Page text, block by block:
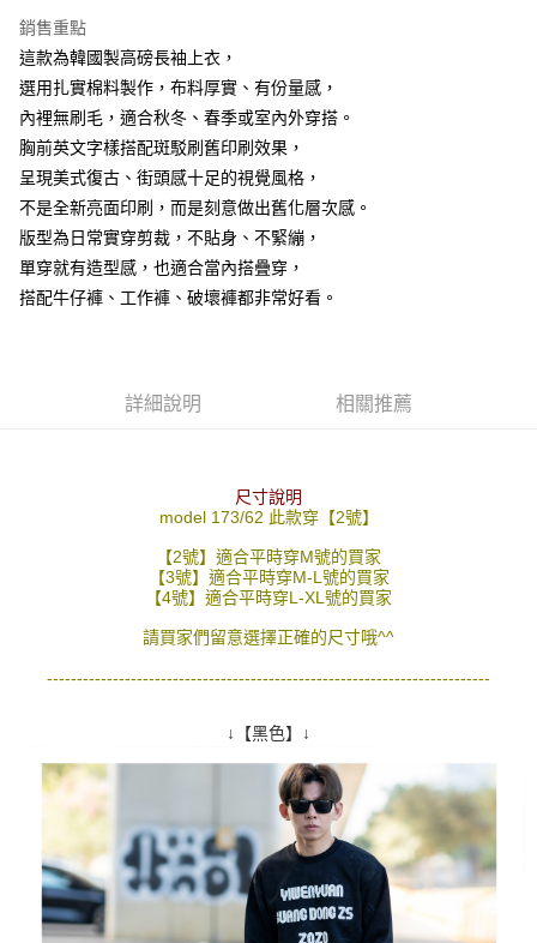
【「AFTEE先享後付」結帳流程】
１．於結帳方式選擇「AFTEE先享後付」後，將跳轉至「AFTEE先享後付」
結帳頁面，進行簡訊認證並確認金額後，即可完成結帳。
２．訂單成立數日內，您將收到繳費通知簡訊。
３．收到繳費通知簡訊後14天內，點擊此簡訊中的連結，可透過四大超商／
ATM／網路銀行／等多元方式進行付款，方視為交易完成。
※ 請注意：結帳手續完成當下不需立刻繳費，但若您需要取消訂單，請聯絡
購買商品的店家。未經商家同意取消之訂單仍視為有效，需透過AFTEE先享
後付繳納相關費用。
是否繳費成功／繳費後需取消欲退款等相關疑問，請聯繫「AFTEE先享後付
客戶支援中心」https://netprotections.freshdesk.com/support/home
權轉讓予恩沛科技股份有限公司。
「AFTEE先享後付」，若未經同意申辦者引起之損失，本公司不負相關責
時審查核予不同之上限額度；若仍有額度不足之情形，本公司將視審查結果
請求用戶進行身份認證。
５．嚴禁一人註冊多個帳號或使用他人資訊註冊。若發現惡意使用之情形，
全家付款取貨
每筆NT$80，滿NT$1,800(含以上)免運費
先付款後全家取貨
每筆NT$80，滿NT$1,800(含以上)免運費
7-11付款取貨
每筆NT$80，滿NT$1,800(含以上)免運費
每筆NT$80，滿NT$1,800(含以上)免運費
銷售重點
這款為韓國製高磅長袖上衣，
選用扎實棉料製作，布料厚實、有份量感，
內裡無刷毛，適合秋冬、春季或室內外穿搭。
胸前英文字樣搭配斑駁刷舊印刷效果，
呈現美式復古、街頭感十足的視覺風格，
不是全新亮面印刷，而是刻意做出舊化層次感。
版型為日常實穿剪裁，不貼身、不緊繃，
單穿就有造型感，也適合當內搭疊穿，
搭配牛仔褲、工作褲、破壞褲都非常好看。
詳細說明 相關推薦
尺寸說明
model 173/62 此款穿【2號】
【2號】適合平時穿M號的買家
【3號】適合平時穿M-L號的買家
【4號】適合平時穿L-XL號的買家
請買家們留意選擇正確的尺寸哦^^
--------------------------------------------------------------------------
↓【黑色】↓